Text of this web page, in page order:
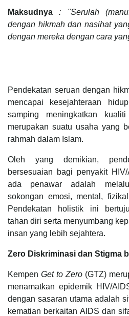
Maksudnya : "Serulah
dengan hikmah dan nasihat
dengan mereka dengan cara
Pendekatan seruan dengan
mencapai kesejahteraan
samping meningkatkan
merupakan suatu usaha yang
rahmah dalam Islam.
Oleh yang demikian,
bersesuaian bagi penyakit
ada penawar adalah
sokongan emosi, mental,
Pendekatan holistik ini
tahan diri serta menyumbang
insan yang lebih sejahtera.
Zero Diskriminasi dan Stigma
Kempen Get to Zero (GTZ)
menamatkan epidemik HIV/
dengan sasaran utama adalah
kematian berkaitan AIDS dan